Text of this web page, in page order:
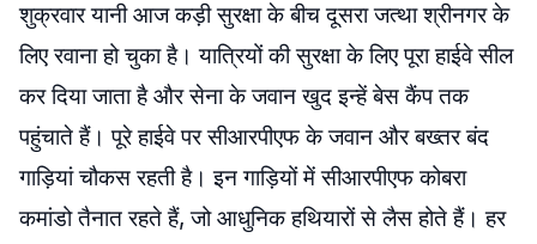
शुक्रवार यानी आज कड़ी सुरक्षा के बीच दूसरा जत्था श्रीनगर के
लिए रवाना हो चुका है। यात्रियों की सुरक्षा के लिए पूरा हाईवे सील
कर दिया जाता है और सेना के जवान खुद इन्हें बेस कैंप तक
पहुंचाते हैं। पूरे हाईवे पर सीआरपीएफ के जवान और बख्तर बंद
गाड़ियां चौकस रहती है। इन गाड़ियों में सीआरपीएफ कोबरा
कमांडो तैनात रहते हैं, जो आधुनिक हथियारों से लैस होते हैं। हर